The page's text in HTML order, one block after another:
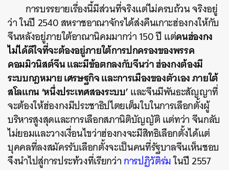
การบรรยายเรื่องนี้มีส่วนที่จริงแต่ไม่ครบถ้วน จริงอยู่
ว่า ในปี 2540 สหราชอาณาจักรได้ส่งคืนเกาะฮ่องกงให้กับ
จีนหลังอยู่ภายใต้อาณานิคมมากว่า 150 ปี แต่คนฮ่องกง
ไม่ได้ดีใจที่จะต้องอยู่ภายใต้การปกครองของพรรค
คอมมิวนิสต์จีน และมีข้อตกลงกับจีนว่า ฮ่องกงต้องมี
ระบบกฎหมาย เศรษฐกิจ และการเมืองของตัวเอง ภายใต้
สโลแกน ‘หนึ่งประเทศสองระบบ’และจีนมีพันธะสัญญาที่
จะต้องให้ฮ่องกงมีประชาธิปไตยเต็มใบในการเลือกตั้งผู้
บริหารสูงสุดและการเลือกสภานิติบัญญัติ แต่ทว่า จีนกลับ
ไม่ยอมและวางเงื่อนไขว่าฮ่องกงจะมีสิทธิเลือกตั้งได้แต่
บุคคลที่ลงสมัครรับเลือกตั้งจะเป็นคนที่รัฐบาลจีนเห็นชอบ
จึงนำไปสู่การประท้วงที่เรียกว่าการปฏิวัติร่มในปี 2557